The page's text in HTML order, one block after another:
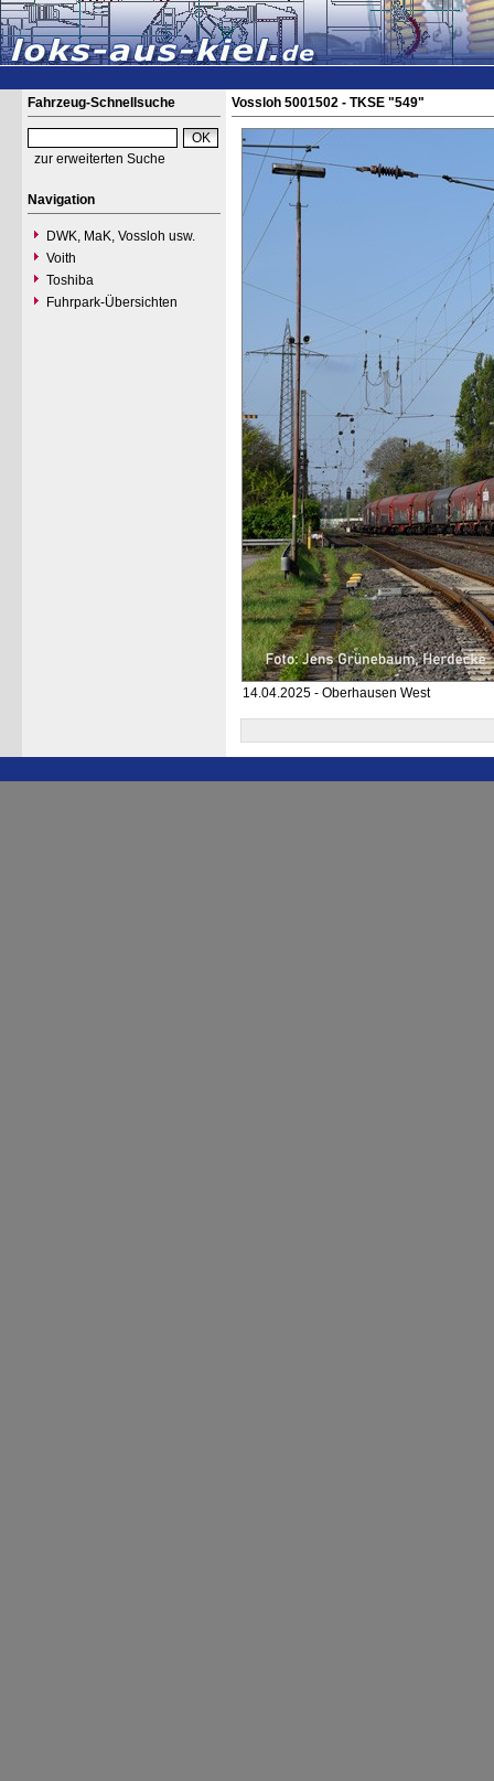
Fahrzeug-Schnellsuche
zur erweiterten Suche
Navigation
DWK, MaK, Vossloh usw.
Voith
Toshiba
Fuhrpark-Übersichten
Vossloh 5001502 - TKSE "549"
14.04.2025 - Oberhausen West